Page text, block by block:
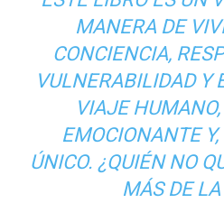
MANERA DE
CONCIENCIA,
VULNERABILIDAD Y
VIAJE
EMOCIONANTE Y,
ÚNICO. ¿QUIÉN NO
MÁS DE LA